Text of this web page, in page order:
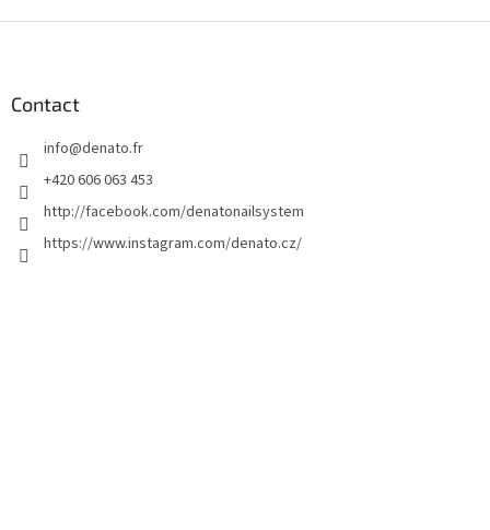
Contact
info@denato.fr
+420 606 063 453
http://facebook.com/denatonailsystem
https://www.instagram.com/denato.cz/